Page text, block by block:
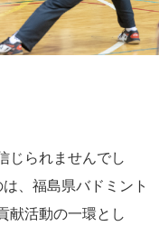
じられませんでし
、福島県バドミント
献活動の一環とし